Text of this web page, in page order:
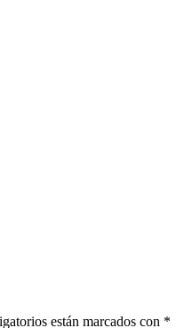
están marcados con *